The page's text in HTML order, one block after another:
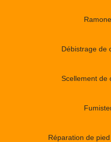
Débistrage de
Scellement de
Réparation de